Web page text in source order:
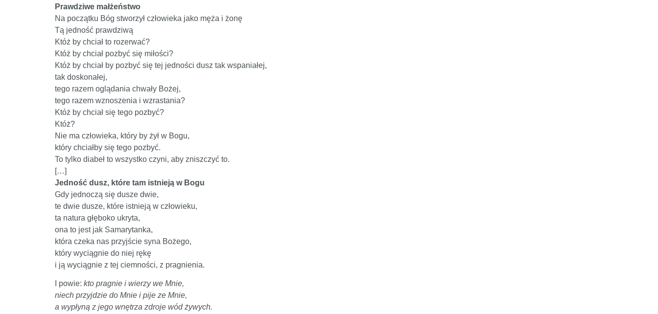
Prawdziwe małżeństwo
Na początku Bóg stworzył człowieka jako męża i żonę
Tą jedność prawdziwą
Któż by chciał to rozerwać?
Któż by chciał pozbyć się miłości?
Któż by chciał by pozbyć się tej jedności dusz tak wspaniałej,
tak doskonałej,
tego razem oglądania chwały Bożej,
tego razem wznoszenia i wzrastania?
Któż by chciał się tego pozbyć?
Któż?
Nie ma człowieka, który by żył w Bogu,
który chciałby się tego pozbyć.
To tylko diabeł to wszystko czyni, aby zniszczyć to.
[…]
Jedność dusz, które tam istnieją w Bogu
Gdy jednoczą się dusze dwie,
te dwie dusze, które istnieją w człowieku,
ta natura głęboko ukryta,
ona to jest jak Samarytanka,
która czeka nas przyjście syna Bożego,
który wyciągnie do niej rękę
i ją wyciągnie z tej ciemności, z pragnienia.
I powie: kto pragnie i wierzy we Mnie,
niech przyjdzie do Mnie i pije ze Mnie,
a wypłyną z jego wnętrza zdroje wód żywych.